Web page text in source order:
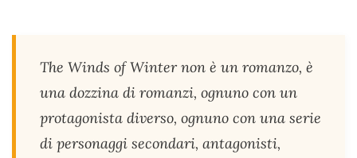
The Winds of Winter non è un romanzo, è
una dozzina di romanzi, ognuno con un
protagonista diverso, ognuno con una serie
di personaggi secondari, antagonisti,